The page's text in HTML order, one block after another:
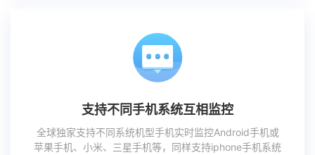
支持不同手机系统互相监控
全球独家支持不同系统机型手机实时监控Android手机或
苹果手机、小米、三星手机等，同样支持iphone手机系统